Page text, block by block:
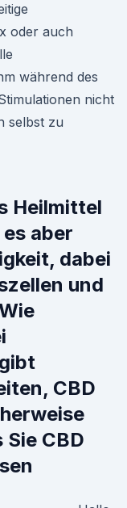
oder auch
während des
nicht
selbst zu
Heilmittel
aber
dabei
und
CBD
CBD